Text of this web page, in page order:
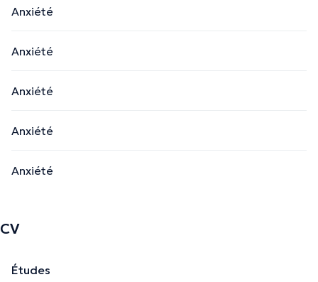
Anxiété
Anxiété
Anxiété
Anxiété
Anxiété
CV
Études